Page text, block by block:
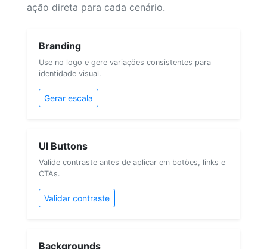
ação direta para cada cenário.
Branding
Use no logo e gere variações consistentes para
identidade visual.
Gerar escala
UI Buttons
Valide contraste antes de aplicar em botões, links e
CTAs.
Validar contraste
Backgrounds